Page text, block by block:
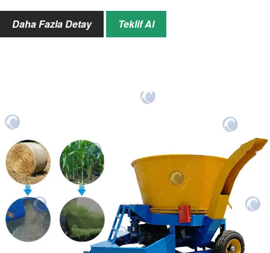
Boyut
4500*1450*2450mm
Uygulamalar
Sığır, inek, süt, koyun çiftlikleri
Daha Fazla Detay Teklif Al